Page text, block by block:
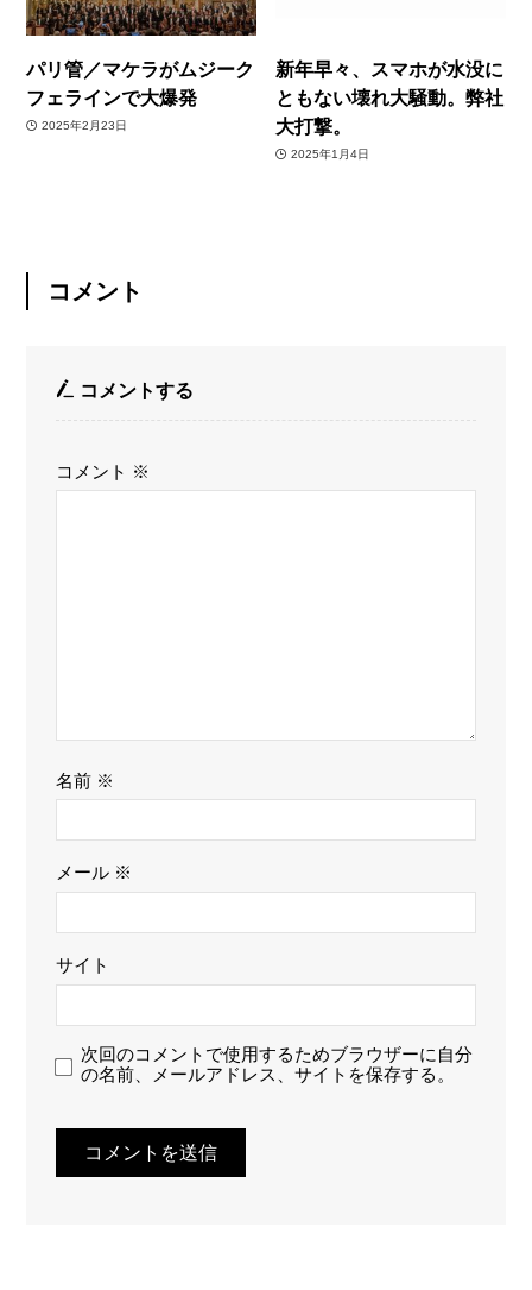
パリ管／マケラがムジーク
フェラインで大爆発
2025年2月23日
新年早々、スマホが水没に
ともない壊れ大騒動。弊社
大打撃。
2025年1月4日
コメント
コメントする
コメント ※
名前 ※
メール ※
サイト
次回のコメントで使用するためブラウザーに自分
の名前、メールアドレス、サイトを保存する。